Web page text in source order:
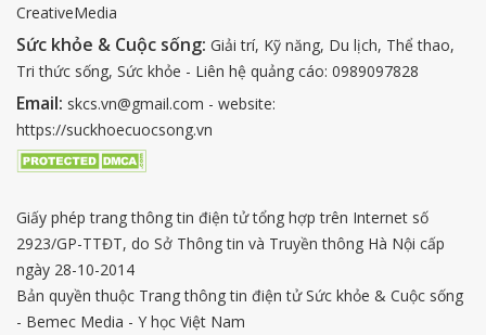
CreativeMedia
Sức khỏe & Cuộc sống: Giải trí, Kỹ năng, Du lịch, Thể thao,
Tri thức sống, Sức khỏe - Liên hệ quảng cáo: 0989097828
Email: skcs.vn@gmail.com - website:
https://suckhoecuocsong.vn
Giấy phép trang thông tin điện tử tổng hợp trên Internet số
2923/GP-TTĐT, do Sở Thông tin và Truyền thông Hà Nội cấp
ngày 28-10-2014
Bản quyền thuộc Trang thông tin điện tử Sức khỏe & Cuộc sống
- Bemec Media - Y học Việt Nam